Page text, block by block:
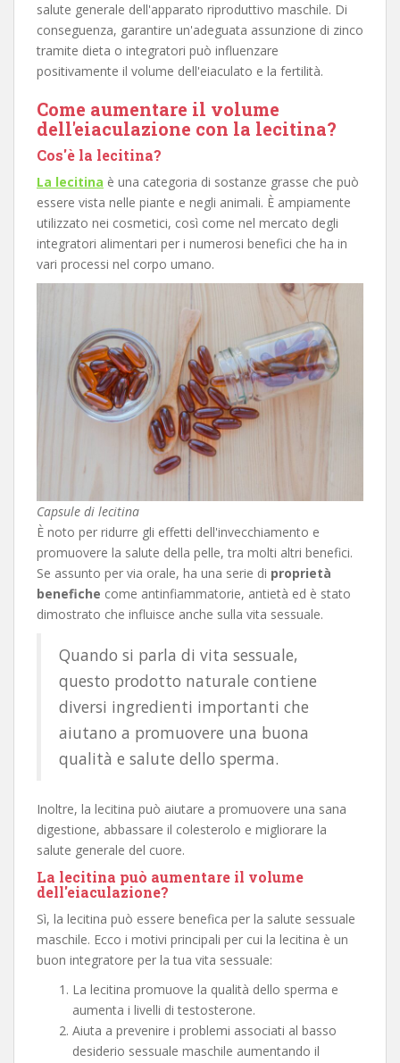
salute generale dell'apparato riproduttivo maschile. Di
conseguenza, garantire un'adeguata assunzione di zinco
tramite dieta o integratori può influenzare
positivamente il volume dell'eiaculato e la fertilità.
Come aumentare il volume
dell'eiaculazione con la lecitina?
Cos'è la lecitina?
La lecitina è una categoria di sostanze grasse che può
essere vista nelle piante e negli animali. È ampiamente
utilizzato nei cosmetici, così come nel mercato degli
integratori alimentari per i numerosi benefici che ha in
vari processi nel corpo umano.
Capsule di lecitina
È noto per ridurre gli effetti dell'invecchiamento e
promuovere la salute della pelle, tra molti altri benefici.
Se assunto per via orale, ha una serie di proprietà
benefiche come antinfiammatorie, antietà ed è stato
dimostrato che influisce anche sulla vita sessuale.
Quando si parla di vita sessuale,
questo prodotto naturale contiene
diversi ingredienti importanti che
aiutano a promuovere una buona
qualità e salute dello sperma.
Inoltre, la lecitina può aiutare a promuovere una sana
digestione, abbassare il colesterolo e migliorare la
salute generale del cuore.
La lecitina può aumentare il volume
dell'eiaculazione?
Sì, la lecitina può essere benefica per la salute sessuale
maschile. Ecco i motivi principali per cui la lecitina è un
buon integratore per la tua vita sessuale:
La lecitina promuove la qualità dello sperma e
aumenta i livelli di testosterone.
Aiuta a prevenire i problemi associati al basso
desiderio sessuale maschile aumentando il